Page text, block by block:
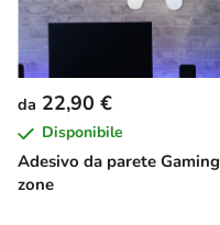
Adesivo da parete Gaming
zone
da 22,90 €
Disponibile